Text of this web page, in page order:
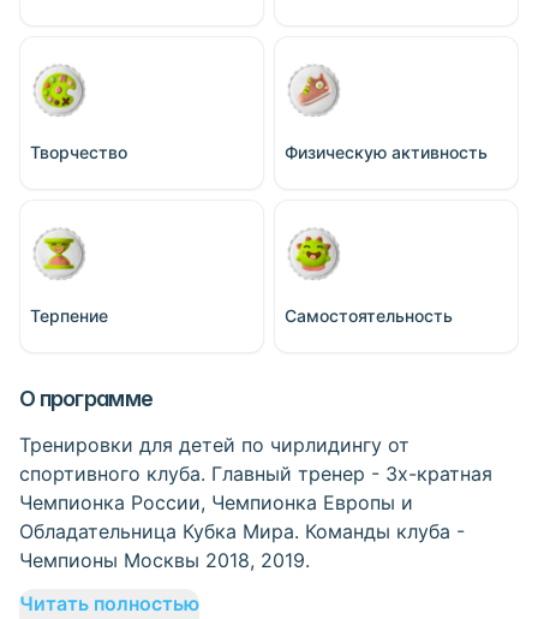
Творчество Физическую активность
Терпение Самостоятельность
О программе
Тренировки для детей по чирлидингу от
спортивного клуба. Главный тренер - 3х-кратная
Чемпионка России, Чемпионка Европы и
Обладательница Кубка Мира. Команды клуба -
Чемпионы Москвы 2018, 2019.
Читать полностью